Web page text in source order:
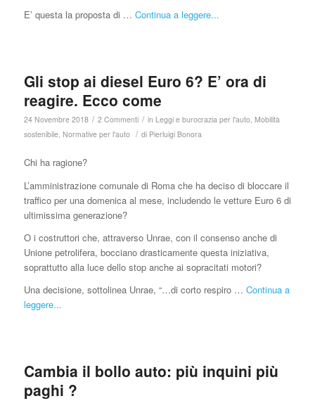
E’ questa la proposta di … Continua a leggere...
Gli stop ai diesel Euro 6? E’ ora di
reagire. Ecco come
24 Novembre 2018 / 2 Commenti / in Leggi e burocrazia per l'auto, Mobilità
sostenibile, Normative per l'auto / di Pierluigi Bonora
Chi ha ragione?
L’amministrazione comunale di Roma che ha deciso di bloccare il
traffico per una domenica al mese, includendo le vetture Euro 6 di
ultimissima generazione?
O i costruttori che, attraverso Unrae, con il consenso anche di
Unione petrolifera, bocciano drasticamente questa iniziativa,
soprattutto alla luce dello stop anche ai sopracitati motori?
Una decisione, sottolinea Unrae, “…di corto respiro … Continua a
leggere...
Cambia il bollo auto: più inquini più
paghi ?